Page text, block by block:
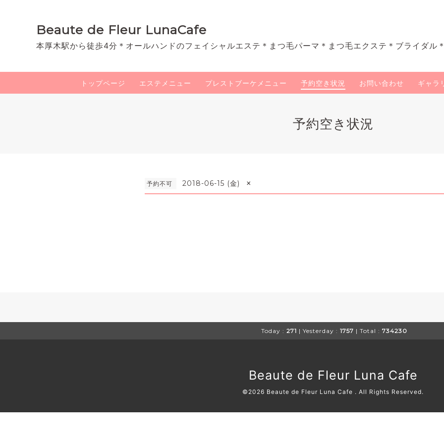
Beaute de Fleur LunaCafe
本厚木駅から徒歩4分＊オールハンドのフェイシャルエステ＊まつ毛パーマ＊まつ毛エクステ＊ブライダル
トップページ エステメニュー プレストブーケメニュー 予約空き状況 お問い合わせ ギャラ
予約空き状況
予約不可 2018-06-15 (金) ×
Today : 271 | Yesterday : 1757 | Total : 734230
Beaute de Fleur Luna Cafe
©2026 Beaute de Fleur Luna Cafe . All Rights Reserved.